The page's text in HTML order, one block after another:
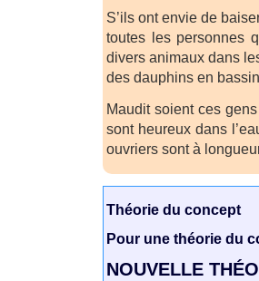
S’ils ont envie de
toutes les personnes
divers animaux dans
des dauphins en
Maudit soient ces
sont heureux dans
ouvriers sont à
Théorie du concept
Pour une théorie du
NOUVELLE